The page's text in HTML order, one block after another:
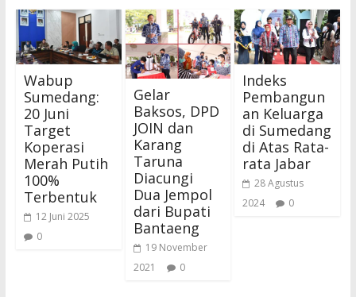
Wabup
Sumedang:
20 Juni
Target
Koperasi
Merah Putih
100%
Terbentuk
12 Juni 2025
0
Gelar
Baksos, DPD
JOIN dan
Karang
Taruna
Diacungi
Dua Jempol
dari Bupati
Bantaeng
19 November
2021
0
Indeks
Pembangun
an Keluarga
di Sumedang
di Atas Rata-
rata Jabar
28 Agustus
2024
0